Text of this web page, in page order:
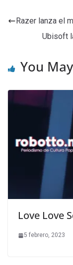
Razer lanza el
Ubisoft
You
Love Love
5 febrero, 2023